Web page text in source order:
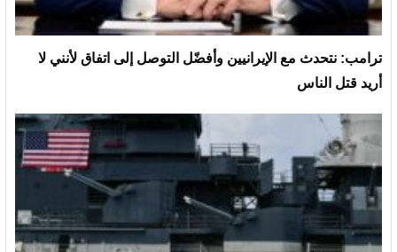
ترامب: نتحدث مع الإيرانيين وأفضّل التوصل إلى اتفاق لأنني لا
أريد قتل الناس